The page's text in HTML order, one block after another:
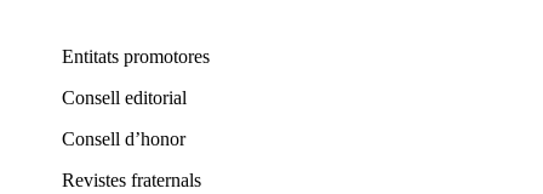
Entitats promotores
Consell editorial
Consell d’honor
Revistes fraternals